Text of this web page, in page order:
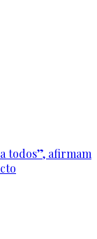
todos”, afirmam